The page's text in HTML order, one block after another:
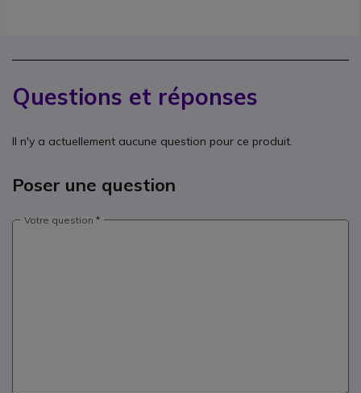
Questions et réponses
Il n'y a actuellement aucune question pour ce produit.
Poser une question
Votre question